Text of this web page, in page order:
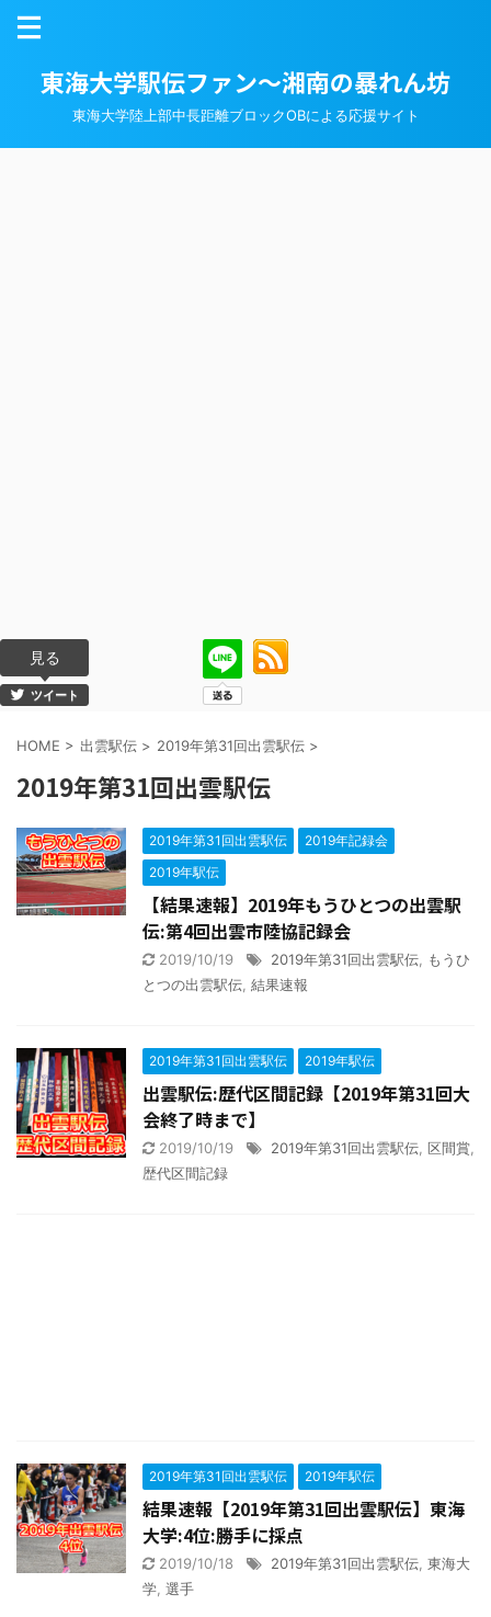
東海大学駅伝ファン～湘南の暴れん坊
東海大学陸上部中長距離ブロックOBによる応援サイト
見る
ツイート
HOME > 出雲駅伝 > 2019年第31回出雲駅伝 >
2019年第31回出雲駅伝
2019年第31回出雲駅伝
2019年記録会
2019年駅伝
【結果速報】2019年もうひとつの出雲駅
伝:第4回出雲市陸協記録会
2019/10/19 2019年第31回出雲駅伝
もうひ
とつの出雲駅伝 結果速報
2019年第31回出雲駅伝 2019年駅伝
出雲駅伝:歴代区間記録【2019年第31回大
会終了時まで】
2019/10/19 2019年第31回出雲駅伝 区間賞
歴代区間記録
2019年第31回出雲駅伝 2019年駅伝
結果速報【2019年第31回出雲駅伝】東海
大学:4位:勝手に採点
2019/10/18 2019年第31回出雲駅伝 東海大
学 選手